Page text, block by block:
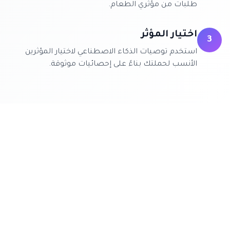
طلبات من مؤثري الطعام.
3 اختيار المؤثر
استخدم توصيات الذكاء الاصطناعي لاختيار المؤثرين
الأنسب لحملتك بناءً على إحصائيات موثوقة.